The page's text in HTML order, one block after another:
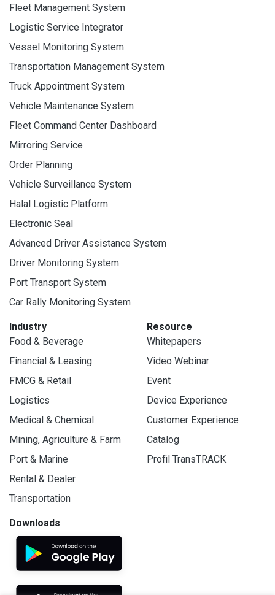
Fleet Management System
Logistic Service Integrator
Vessel Monitoring System
Transportation Management System
Truck Appointment System
Vehicle Maintenance System
Fleet Command Center Dashboard
Mirroring Service
Order Planning
Vehicle Surveillance System
Halal Logistic Platform
Electronic Seal
Advanced Driver Assistance System
Driver Monitoring System
Port Transport System
Car Rally Monitoring System
Industry
Food & Beverage
Financial & Leasing
FMCG & Retail
Logistics
Medical & Chemical
Mining, Agriculture & Farm
Port & Marine
Rental & Dealer
Transportation
Resource
Whitepapers
Video Webinar
Event
Device Experience
Customer Experience
Catalog
Profil TransTRACK
Downloads